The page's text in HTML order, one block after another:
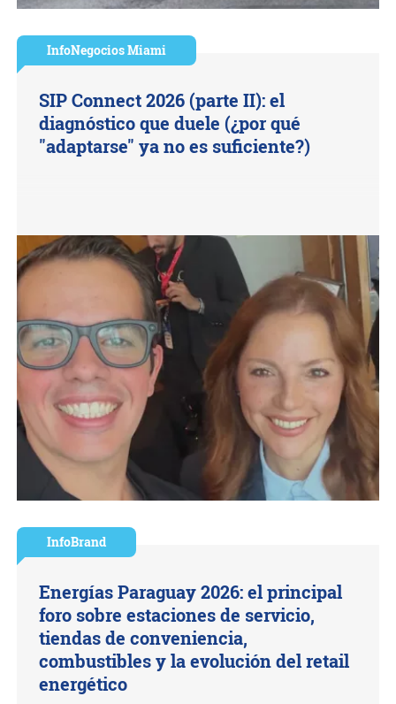
InfoNegocios Miami
SIP Connect 2026 (parte II): el
diagnóstico que duele (¿por qué
"adaptarse" ya no es suficiente?)
InfoBrand
Energías Paraguay 2026: el principal
foro sobre estaciones de servicio,
tiendas de conveniencia,
combustibles y la evolución del retail
energético